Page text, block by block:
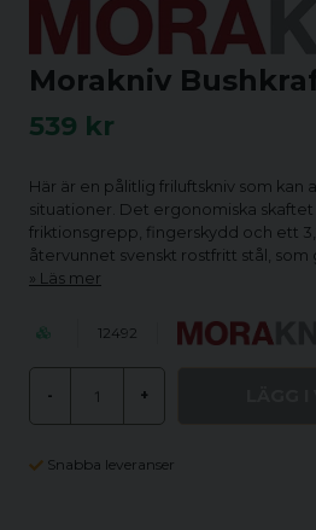
Morakniv
539 kr
Här är en pålitlig friluftskniv som kan
situationer. Det ergonomiska
friktionsgrepp, fingerskydd och ett
återvunnet svenskt rostfritt stål, som
Läs mer
12492
- +
Snabba leveranser